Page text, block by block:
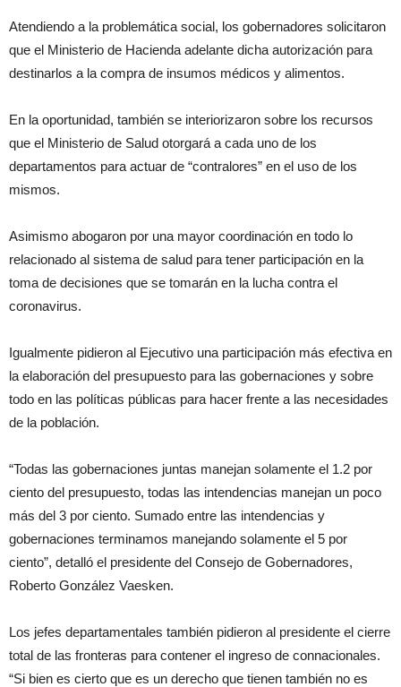
Atendiendo a la problemática social, los gobernadores solicitaron
que el Ministerio de Hacienda adelante dicha autorización para
destinarlos a la compra de insumos médicos y alimentos.
En la oportunidad, también se interiorizaron sobre los recursos
que el Ministerio de Salud otorgará a cada uno de los
departamentos para actuar de “contralores” en el uso de los
mismos.
Asimismo abogaron por una mayor coordinación en todo lo
relacionado al sistema de salud para tener participación en la
toma de decisiones que se tomarán en la lucha contra el
coronavirus.
Igualmente pidieron al Ejecutivo una participación más efectiva en
la elaboración del presupuesto para las gobernaciones y sobre
todo en las políticas públicas para hacer frente a las necesidades
de la población.
“Todas las gobernaciones juntas manejan solamente el 1.2 por
ciento del presupuesto, todas las intendencias manejan un poco
más del 3 por ciento. Sumado entre las intendencias y
gobernaciones terminamos manejando solamente el 5 por
ciento”, detalló el presidente del Consejo de Gobernadores,
Roberto González Vaesken.
Los jefes departamentales también pidieron al presidente el cierre
total de las fronteras para contener el ingreso de connacionales.
“Si bien es cierto que es un derecho que tienen también no es